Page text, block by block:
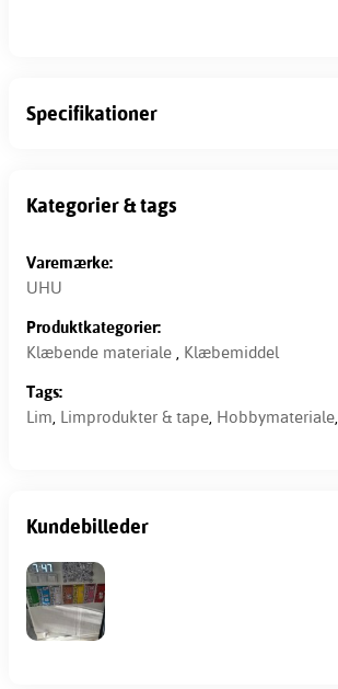
Specifikationer
Kategorier & tags
Varemærke:
UHU
Produktkategorier:
Klæbende materiale , Klæbemiddel
Tags:
Lim, Limprodukter & tape, Hobbymateriale,
Kundebilleder